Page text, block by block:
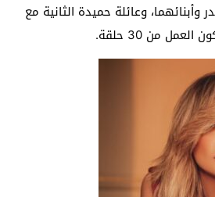
وعائلة حميدة الثانية مع
من 30 حلقة.